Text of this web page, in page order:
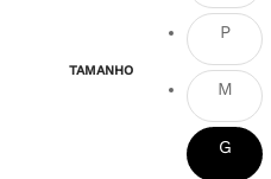
TAMANHO
P
M
G